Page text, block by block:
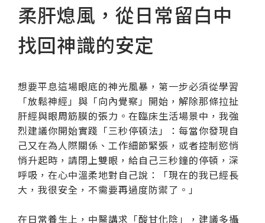
柔肝熄風，從日常留白中
找回神識的安定
想要平息這場眼底的神光風暴，第一步必須從學習
「放鬆神經」與「向內覺察」開始，解除那條拉扯
肝經與眼周筋膜的張力。在臨床生活場景中，我強
烈建議你開始實踐「三秒停頓法」：每當你發現自
己又在為人際關係、工作細節緊張，或者控制慾悄
悄升起時，請閉上雙眼，給自己三秒鐘的停頓，深
呼吸，在心中溫柔地對自己說：「現在的我已經長
大，我很安全，不需要再過度防禦了。」
在日常養生上，中醫講求「酸甘化陰」，建議多攝